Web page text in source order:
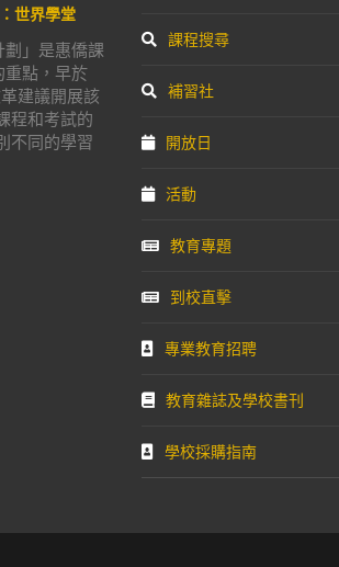
世界學堂
劃」是惠僑課
重點，早於
建議開展該
程和考試的
不同的學習
課程搜尋
補習社
開放日
活動
教育專題
到校直擊
專業教育招聘
教育雜誌及學校書刊
學校採購指南